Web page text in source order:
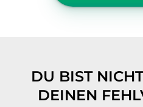
DU BIST
DEINEN